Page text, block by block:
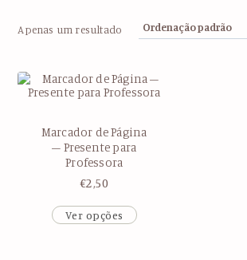
Apenas um resultado
Marcador de Página
– Presente para
Professora
€2,50
Ver opções